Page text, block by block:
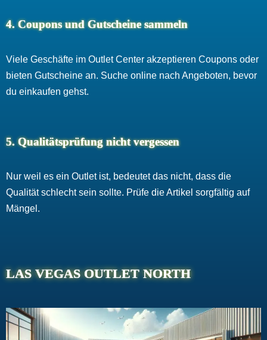
4. Coupons und Gutscheine sammeln
Viele Geschäfte im Outlet Center akzeptieren Coupons oder
bieten Gutscheine an. Suche online nach Angeboten, bevor
du einkaufen gehst.
5. Qualitätsprüfung nicht vergessen
Nur weil es ein Outlet ist, bedeutet das nicht, dass die
Qualität schlecht sein sollte. Prüfe die Artikel sorgfältig auf
Mängel.
LAS VEGAS OUTLET NORTH